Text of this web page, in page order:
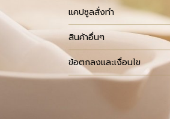
แคปซูลสั่งทำ
สินค้าอื่นๆ
ข้อตกลงและเงื่อนไข